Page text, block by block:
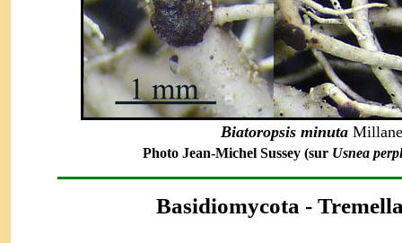
Biatoropsis minuta
Photo Jean-Michel Sussey (sur Usnea
Basidiomycota -